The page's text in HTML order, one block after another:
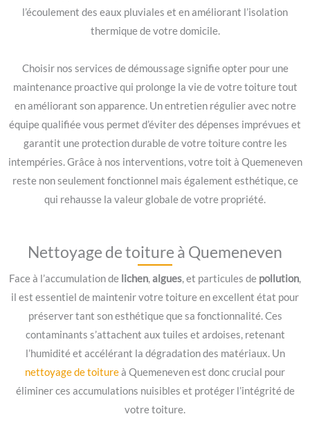
l’écoulement des eaux pluviales et en améliorant l’isolation
thermique de votre domicile.
Choisir nos services de démoussage signifie opter pour une
maintenance proactive qui prolonge la vie de votre toiture tout
en améliorant son apparence. Un entretien régulier avec notre
équipe qualifiée vous permet d’éviter des dépenses imprévues et
garantit une protection durable de votre toiture contre les
intempéries. Grâce à nos interventions, votre toit à Quemeneven
reste non seulement fonctionnel mais également esthétique, ce
qui rehausse la valeur globale de votre propriété.
Nettoyage de toiture à Quemeneven
Face à l’accumulation de lichen,algues, et particules de pollution,
il est essentiel de maintenir votre toiture en excellent état pour
préserver tant son esthétique que sa fonctionnalité. Ces
contaminants s’attachent aux tuiles et ardoises, retenant
l’humidité et accélérant la dégradation des matériaux. Un
nettoyage de toitureà Quemeneven est donc crucial pour
éliminer ces accumulations nuisibles et protéger l’intégrité de
votre toiture.